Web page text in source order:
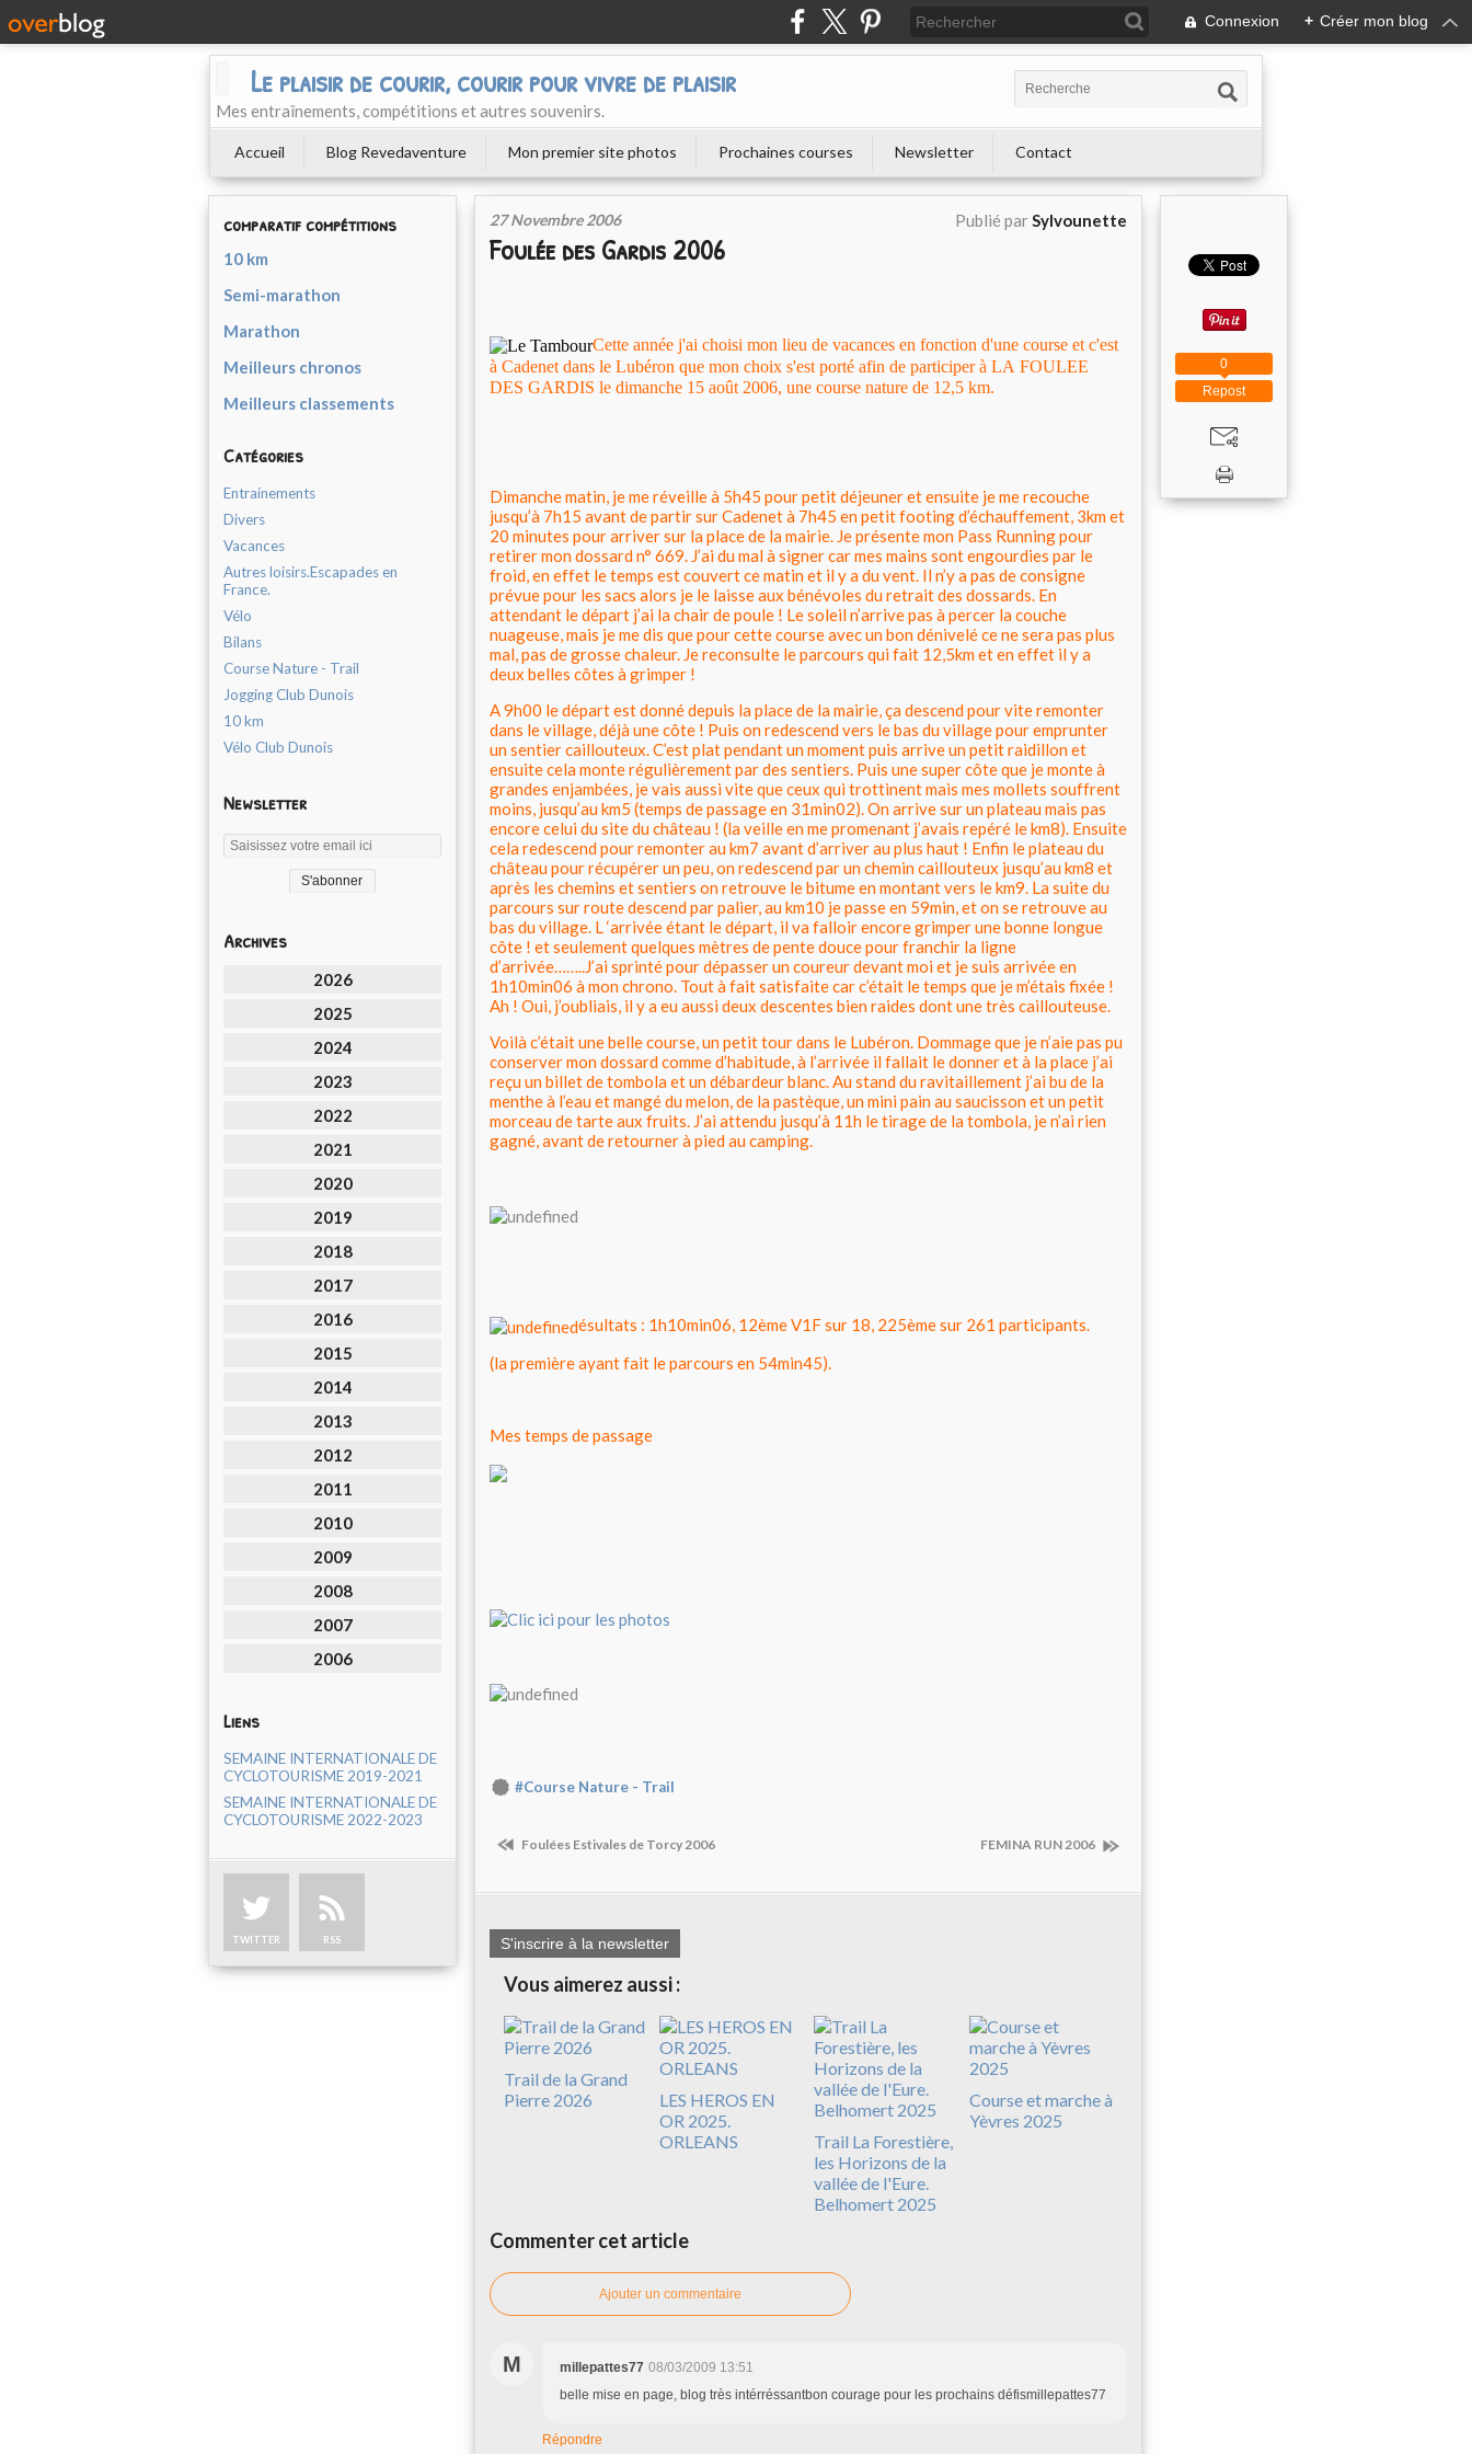
Connexion + Créer mon blog
Le plaisir de courir, courir pour vivre de plaisir
Mes entraînements, compétitions et autres souvenirs.
Accueil Blog Revedaventure Mon premier site photos Prochaines courses Newsletter Contact
comparatif compétitions
10 km
Semi-marathon
Marathon
Meilleurs chronos
Meilleurs classements
Catégories
Entrainements
Divers
Vacances
Autres loisirs.Escapades en
France.
Vélo
Bilans
Course Nature - Trail
Jogging Club Dunois
10 km
Vélo Club Dunois
Newsletter
Archives
2026
2025
2024
2023
2022
2021
2020
2019
2018
2017
2016
2015
2014
2013
2012
2011
2010
2009
2008
2007
2006
Liens
SEMAINE INTERNATIONALE DE
CYCLOTOURISME 2019-2021
SEMAINE INTERNATIONALE DE
CYCLOTOURISME 2022-2023
TWITTER RSS
27 Novembre 2006 Publié parSylvounette
Foulée des Gardis 2006
Cette année j'ai choisi mon lieu de vacances en fonction d'une course et c'est
à Cadenet dans le Lubéron que mon choix s'est porté afin de participer à LA FOULEE
DES GARDIS le dimanche 15 août 2006, une course nature de 12,5 km.
Dimanche matin, je me réveille à 5h45 pour petit déjeuner et ensuite je me recouche
jusqu’à 7h15 avant de partir sur Cadenet à 7h45 en petit footing d’échauffement, 3km et
20 minutes pour arriver sur la place de la mairie. Je présente mon Pass Running pour
retirer mon dossard n° 669. J’ai du mal à signer car mes mains sont engourdies par le
froid, en effet le temps est couvert ce matin et il y a du vent. Il n’y a pas de consigne
prévue pour les sacs alors je le laisse aux bénévoles du retrait des dossards. En
attendant le départ j’ai la chair de poule ! Le soleil n’arrive pas à percer la couche
nuageuse, mais je me dis que pour cette course avec un bon dénivelé ce ne sera pas plus
mal, pas de grosse chaleur. Je reconsulte le parcours qui fait 12,5km et en effet il y a
deux belles côtes à grimper !
A 9h00 le départ est donné depuis la place de la mairie, ça descend pour vite remonter
dans le village, déjà une côte ! Puis on redescend vers le bas du village pour emprunter
un sentier caillouteux. C’est plat pendant un moment puis arrive un petit raidillon et
ensuite cela monte régulièrement par des sentiers. Puis une super côte que je monte à
grandes enjambées, je vais aussi vite que ceux qui trottinent mais mes mollets souffrent
moins, jusqu’au km5 (temps de passage en 31min02). On arrive sur un plateau mais pas
encore celui du site du château ! (la veille en me promenant j’avais repéré le km8). Ensuite
cela redescend pour remonter au km7 avant d’arriver au plus haut ! Enfin le plateau du
château pour récupérer un peu, on redescend par un chemin caillouteux jusqu’au km8 et
après les chemins et sentiers on retrouve le bitume en montant vers le km9. La suite du
parcours sur route descend par palier, au km10 je passe en 59min, et on se retrouve au
bas du village. L ‘arrivée étant le départ, il va falloir encore grimper une bonne longue
côte ! et seulement quelques mètres de pente douce pour franchir la ligne
d’arrivée……..J’ai sprinté pour dépasser un coureur devant moi et je suis arrivée en
1h10min06 à mon chrono. Tout à fait satisfaite car c’était le temps que je m’étais fixée !
Ah ! Oui, j’oubliais, il y a eu aussi deux descentes bien raides dont une très caillouteuse.
Voilà c’était une belle course, un petit tour dans le Lubéron. Dommage que je n’aie pas pu
conserver mon dossard comme d’habitude, à l’arrivée il fallait le donner et à la place j’ai
reçu un billet de tombola et un débardeur blanc. Au stand du ravitaillement j’ai bu de la
menthe à l’eau et mangé du melon, de la pastèque, un mini pain au saucisson et un petit
morceau de tarte aux fruits. J’ai attendu jusqu’à 11h le tirage de la tombola, je n’ai rien
gagné, avant de retourner à pied aucamping.
ésultats : 1h10min06, 12ème V1F sur 18, 225ème sur 261 participants.
(la première ayant fait le parcours en 54min45).
Mes temps de passage
#Course Nature - Trail
Foulées Estivales de Torcy 2006 FEMINA RUN 2006
S'inscrire à la newsletter
Vous aimerez aussi :
Trail de la Grand
Pierre 2026
LES HEROS EN
OR 2025.
ORLEANS
Trail La Forestière,
les Horizons de la
vallée de l'Eure.
Belhomert 2025
Course et marche à
Yèvres 2025
Commenter cet article
Ajouter un commentaire
M millepattes77 08/03/2009 13:51
belle mise en page, blog très intérréssantbon courage pour les prochains défismillepattes77
Répondre
Repost
0